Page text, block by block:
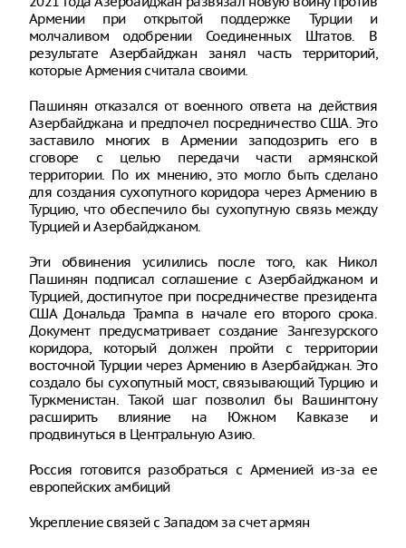
Армении при открытой поддержке Турции и
молчаливом одобрении Соединенных Штатов. В
результате Азербайджан занял часть территорий,
которые Армения считала своими.
Пашинян отказался от военного ответа на действия
Азербайджана и предпочел посредничество США. Это
заставило многих в Армении заподозрить его в
сговоре с целью передачи части армянской
территории. По их мнению, это могло быть сделано
для создания сухопутного коридора через Армению в
Турцию, что обеспечило бы сухопутную связь между
Турцией и Азербайджаном.
Эти обвинения усилились после того, как Никол
Пашинян подписал соглашение с Азербайджаном и
Турцией, достигнутое при посредничестве президента
США Дональда Трампа в начале его второго срока.
Документ предусматривает создание Зангезурского
коридора, который должен пройти с территории
восточной Турции через Армению в Азербайджан. Это
создало бы сухопутный мост, связывающий Турцию и
Туркменистан. Такой шаг позволил бы Вашингтону
расширить влияние на Южном Кавказе и
продвинуться в Центральную Азию.
Россия готовится разобраться с Арменией из-за ее
европейских амбиций
Укрепление связей с Западом за счет армян